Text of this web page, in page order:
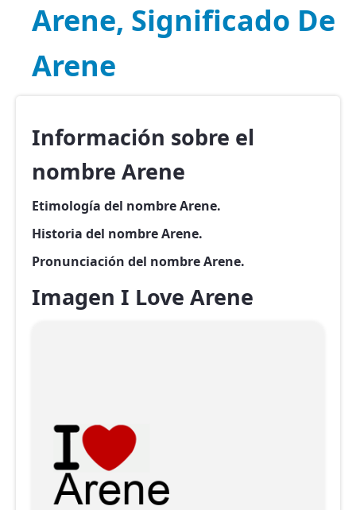
Arene, Significado De
Arene
Información sobre el
nombre Arene
Etimología del nombre Arene.
Historia del nombre Arene.
Pronunciación del nombre Arene.
Imagen I Love Arene